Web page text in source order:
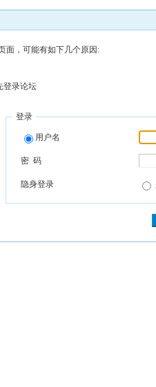
面，可能有如下几个原因:
登录论坛
登录
用户名
密 码
隐身登录